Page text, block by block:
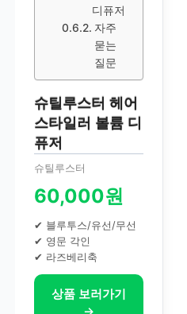
디퓨저
자주
묻는
질문
슈틸루스터 헤어
스타일러 볼륨 디
퓨저
슈틸루스터
60,000원
✔ 블루투스/유선/무선
✔ 영문 각인
✔ 라즈베리축
상품 보러가기
→